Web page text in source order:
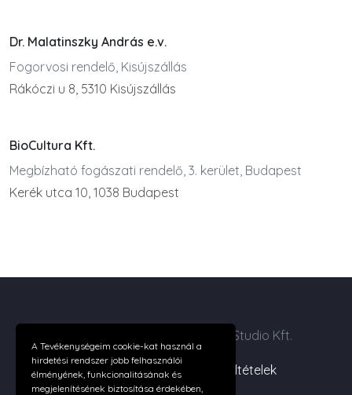
Dr. Malatinszky András e.v.
Fogorvosi rendelő, Kisújszállás
Rákóczi u 8, 5310 Kisújszállás
BioCultura Kft.
Megbízható fogászati rendelő, 3. kerület, Budapest
Kerék utca 10, 1038 Budapest
Copyright ©2026 Digital Web Studio Kft.
Cégünkről|Felhasználási feltételek
A Tevékenységeim cookie-kat használ a
hirdetési rendszer jobb felhasználói
élményének, funkcionalitásának és
megjelenítésének biztosítása érdekében,